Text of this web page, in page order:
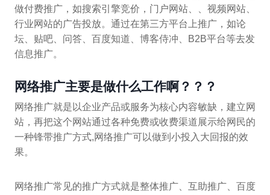
做付费推广，如搜索引擎竞价，门户网站、、视频网站、
行业网站的广告投放。通过在第三方平台上推广，如论
坛、贴吧、问答、百度知道、博客侍冲、B2B平台等去发
信息推广。
网络推广主要是做什么工作啊？？？
网络推广就是以企业产品或服务为核心内容敏缺，建立网
站，再把这个网站通过各种免费或收费渠道展示给网民的
一种锋带推广方式,网络推广可以做到小投入大回报的效
果。
网络推广常见的推广方式就是整体推广、互助推广、百度